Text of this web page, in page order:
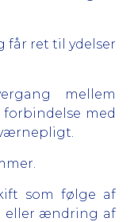
får ret til ydelser
mellem
med
som følge af
eller ændring af